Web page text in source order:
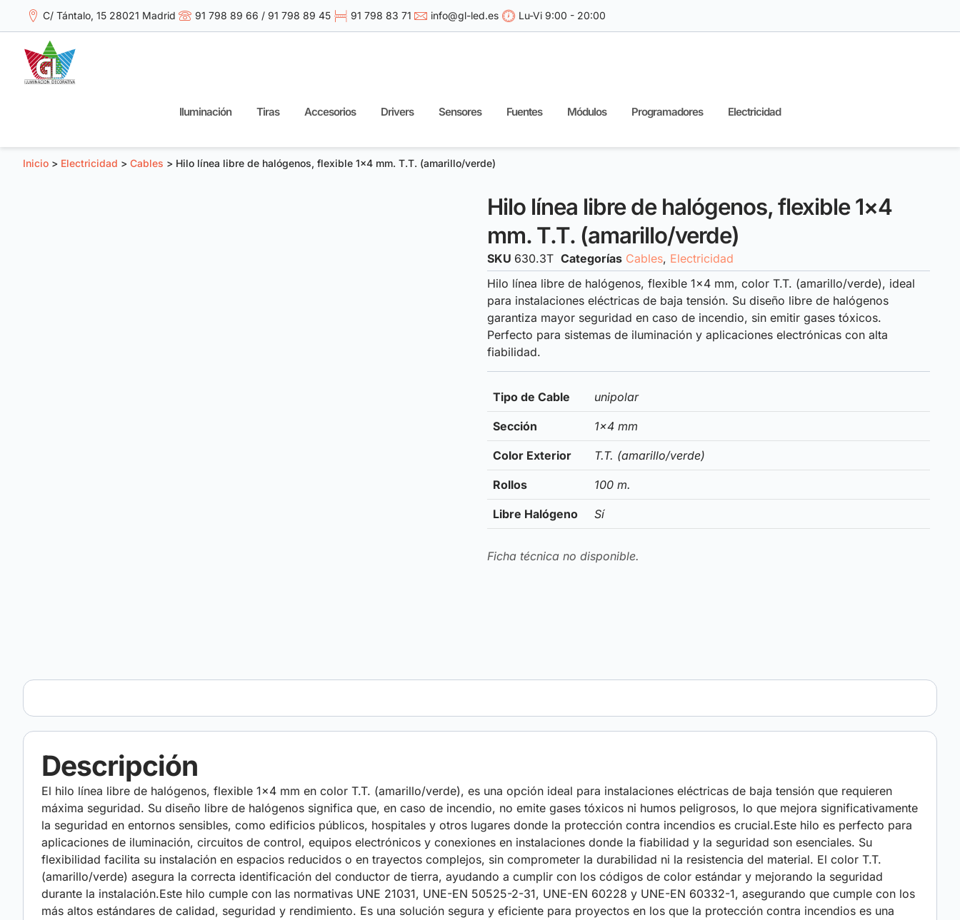
C/ Tántalo, 15 28021 Madrid 91 798 89 66 / 91 798 89 45 91 798 83 71 info@gl-led.es Lu-Vi 9:00 - 20:00
Iluminación Tiras Accesorios Drivers Sensores Fuentes Módulos Programadores Electricidad
Inicio > Electricidad > Cables > Hilo línea libre de halógenos, flexible 1×4 mm. T.T. (amarillo/verde)
Hilo línea libre de halógenos, flexible 1×4
mm. T.T. (amarillo/verde)
SKU 630.3T Categorías Cables, Electricidad
Hilo línea libre de halógenos, flexible 1×4 mm, color T.T. (amarillo/verde), ideal
para instalaciones eléctricas de baja tensión. Su diseño libre de halógenos
garantiza mayor seguridad en caso de incendio, sin emitir gases tóxicos.
Perfecto para sistemas de iluminación y aplicaciones electrónicas con alta
fiabilidad.
Tipo de Cable unipolar
Sección 1×4 mm
Color Exterior T.T. (amarillo/verde)
Rollos 100 m.
Libre Halógeno Sí
Ficha técnica no disponible.
Descripción
El hilo línea libre de halógenos, flexible 1×4 mm en color T.T. (amarillo/verde), es una opción ideal para instalaciones eléctricas de baja tensión que requieren
máxima seguridad. Su diseño libre de halógenos significa que, en caso de incendio, no emite gases tóxicos ni humos peligrosos, lo que mejora significativamente
la seguridad en entornos sensibles, como edificios públicos, hospitales y otros lugares donde la protección contra incendios es crucial.Este hilo es perfecto para
aplicaciones de iluminación, circuitos de control, equipos electrónicos y conexiones en instalaciones donde la fiabilidad y la seguridad son esenciales. Su
flexibilidad facilita su instalación en espacios reducidos o en trayectos complejos, sin comprometer la durabilidad ni la resistencia del material. El color T.T.
(amarillo/verde) asegura la correcta identificación del conductor de tierra, ayudando a cumplir con los códigos de color estándar y mejorando la seguridad
durante la instalación.Este hilo cumple con las normativas UNE 21031, UNE-EN 50525-2-31, UNE-EN 60228 y UNE-EN 60332-1, asegurando que cumple con los
más altos estándares de calidad, seguridad y rendimiento. Es una solución segura y eficiente para proyectos en los que la protección contra incendios es una